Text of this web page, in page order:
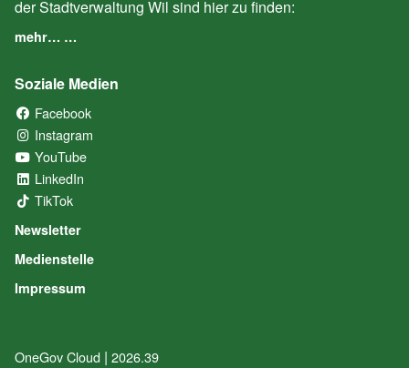
der Stadtverwaltung Wil sind hier zu finden:
mehr… …
Soziale Medien
Facebook
Instagram
YouTube
LinkedIn
TikTok
Newsletter
Medienstelle
Impressum
OneGov Cloud (External Link)
| 2026.39